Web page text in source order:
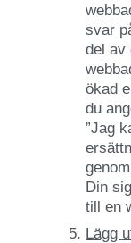
svar
del av
ökad
du
”Jag
Din
till en
Lägg